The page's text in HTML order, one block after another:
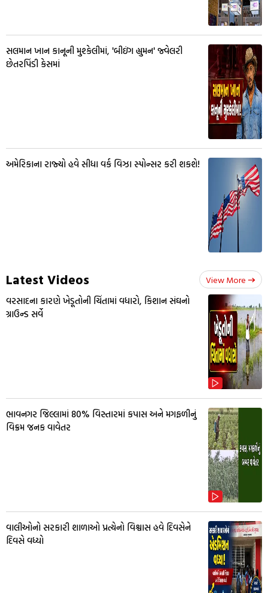
સલમાન ખાન કાનૂની મુશ્કેલીમાં, 'બીઇંગ હ્યુમન' જ્વેલરી
છેતરપિંડી કેસમાં
અમેરિકાના રાજ્યો હવે સીધા વર્ક વિઝા સ્પોન્સર કરી શકશે!
Latest Videos View More
વરસાદના કારણે ખેડૂતોની ચિંતામાં વધારો, કિશાન સંઘનો
ગ્રાઉન્ડ સર્વે
ભાવનગર જિલ્લામાં 80% વિસ્તારમાં કપાસ અને મગફળીનું
વિક્રમ જનક વાવેતર
વાલીઓનો સરકારી શાળાઓ પ્રત્યેનો વિશ્વાસ હવે દિવસેને
દિવસે વધ્યો